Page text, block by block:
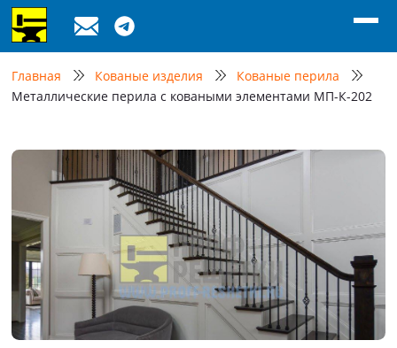
Главная Кованые изделия
Кованые перила
Металлические перила с коваными элементами МП-К-202